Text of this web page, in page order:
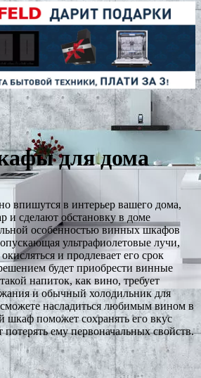
для дома
впишутся в интерьер вашего дома,
и сделают обстановку в доме
особенностью винных шкафов
ультрафиолетовые лучи,
и продлевает его срок
будет приобрести винные
напиток, как вино, требует
и обычный холодильник для
насладиться любимым вином в
шкаф поможет сохранять его вкус
ему первоначальных свойств.